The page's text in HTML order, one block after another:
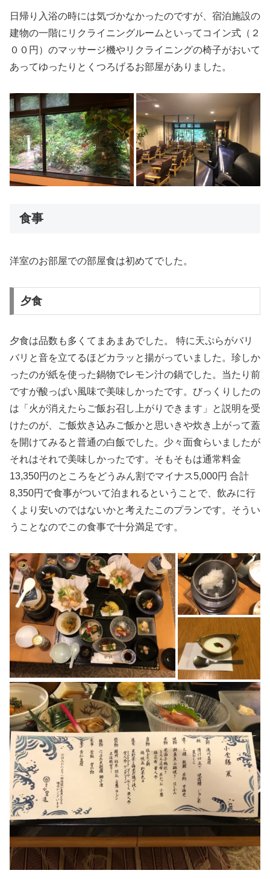
日帰り入浴の時には気づかなかったのですが、宿泊施設の
建物の一階にリクライニングルームといってコイン式（２
００円）のマッサージ機やリクライニングの椅子がおいて
あってゆったりとくつろげるお部屋がありました。
食事
洋室のお部屋での部屋食は初めてでした。
夕食
夕食は品数も多くてまあまあでした。 特に天ぷらがバリ
バリと音を立てるほどカラッと揚がっていました。珍しか
ったのが紙を使った鍋物でレモン汁の鍋でした。当たり前
ですが酸っぱい風味で美味しかったです。びっくりしたの
は「火が消えたらご飯お召し上がりできます」と説明を受
けたのが、ご飯炊き込みご飯かと思いきや炊き上がって蓋
を開けてみると普通の白飯でした。少々面食らいましたが
それはそれで美味しかったです。そもそもは通常料金
13,350円のところをどうみん割でマイナス5,000円 合計
8,350円で食事がついて泊まれるということで、飲みに行
くより安いのではないかと考えたこのプランです。そうい
うことなのでこの食事で十分満足です。